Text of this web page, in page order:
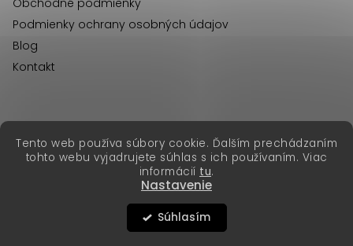
Tento web používa súbory cookie. Ďalším prechádzaním
tohto webu vyjadrujete súhlas s ich používaním. Viac
informácií tu.
Nastavenie
Súhlasím
Podmienky ochrany osobných údajov
Blog
Kontakt
Vytvoril Shoptet Premium
Copyright 2026Erika Fashion. Všetky práva vyhradené.
erikafashion.cz